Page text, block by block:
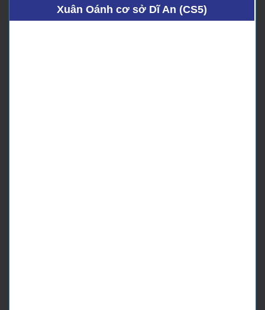
Xuân Oánh cơ sở Dĩ An (CS5)